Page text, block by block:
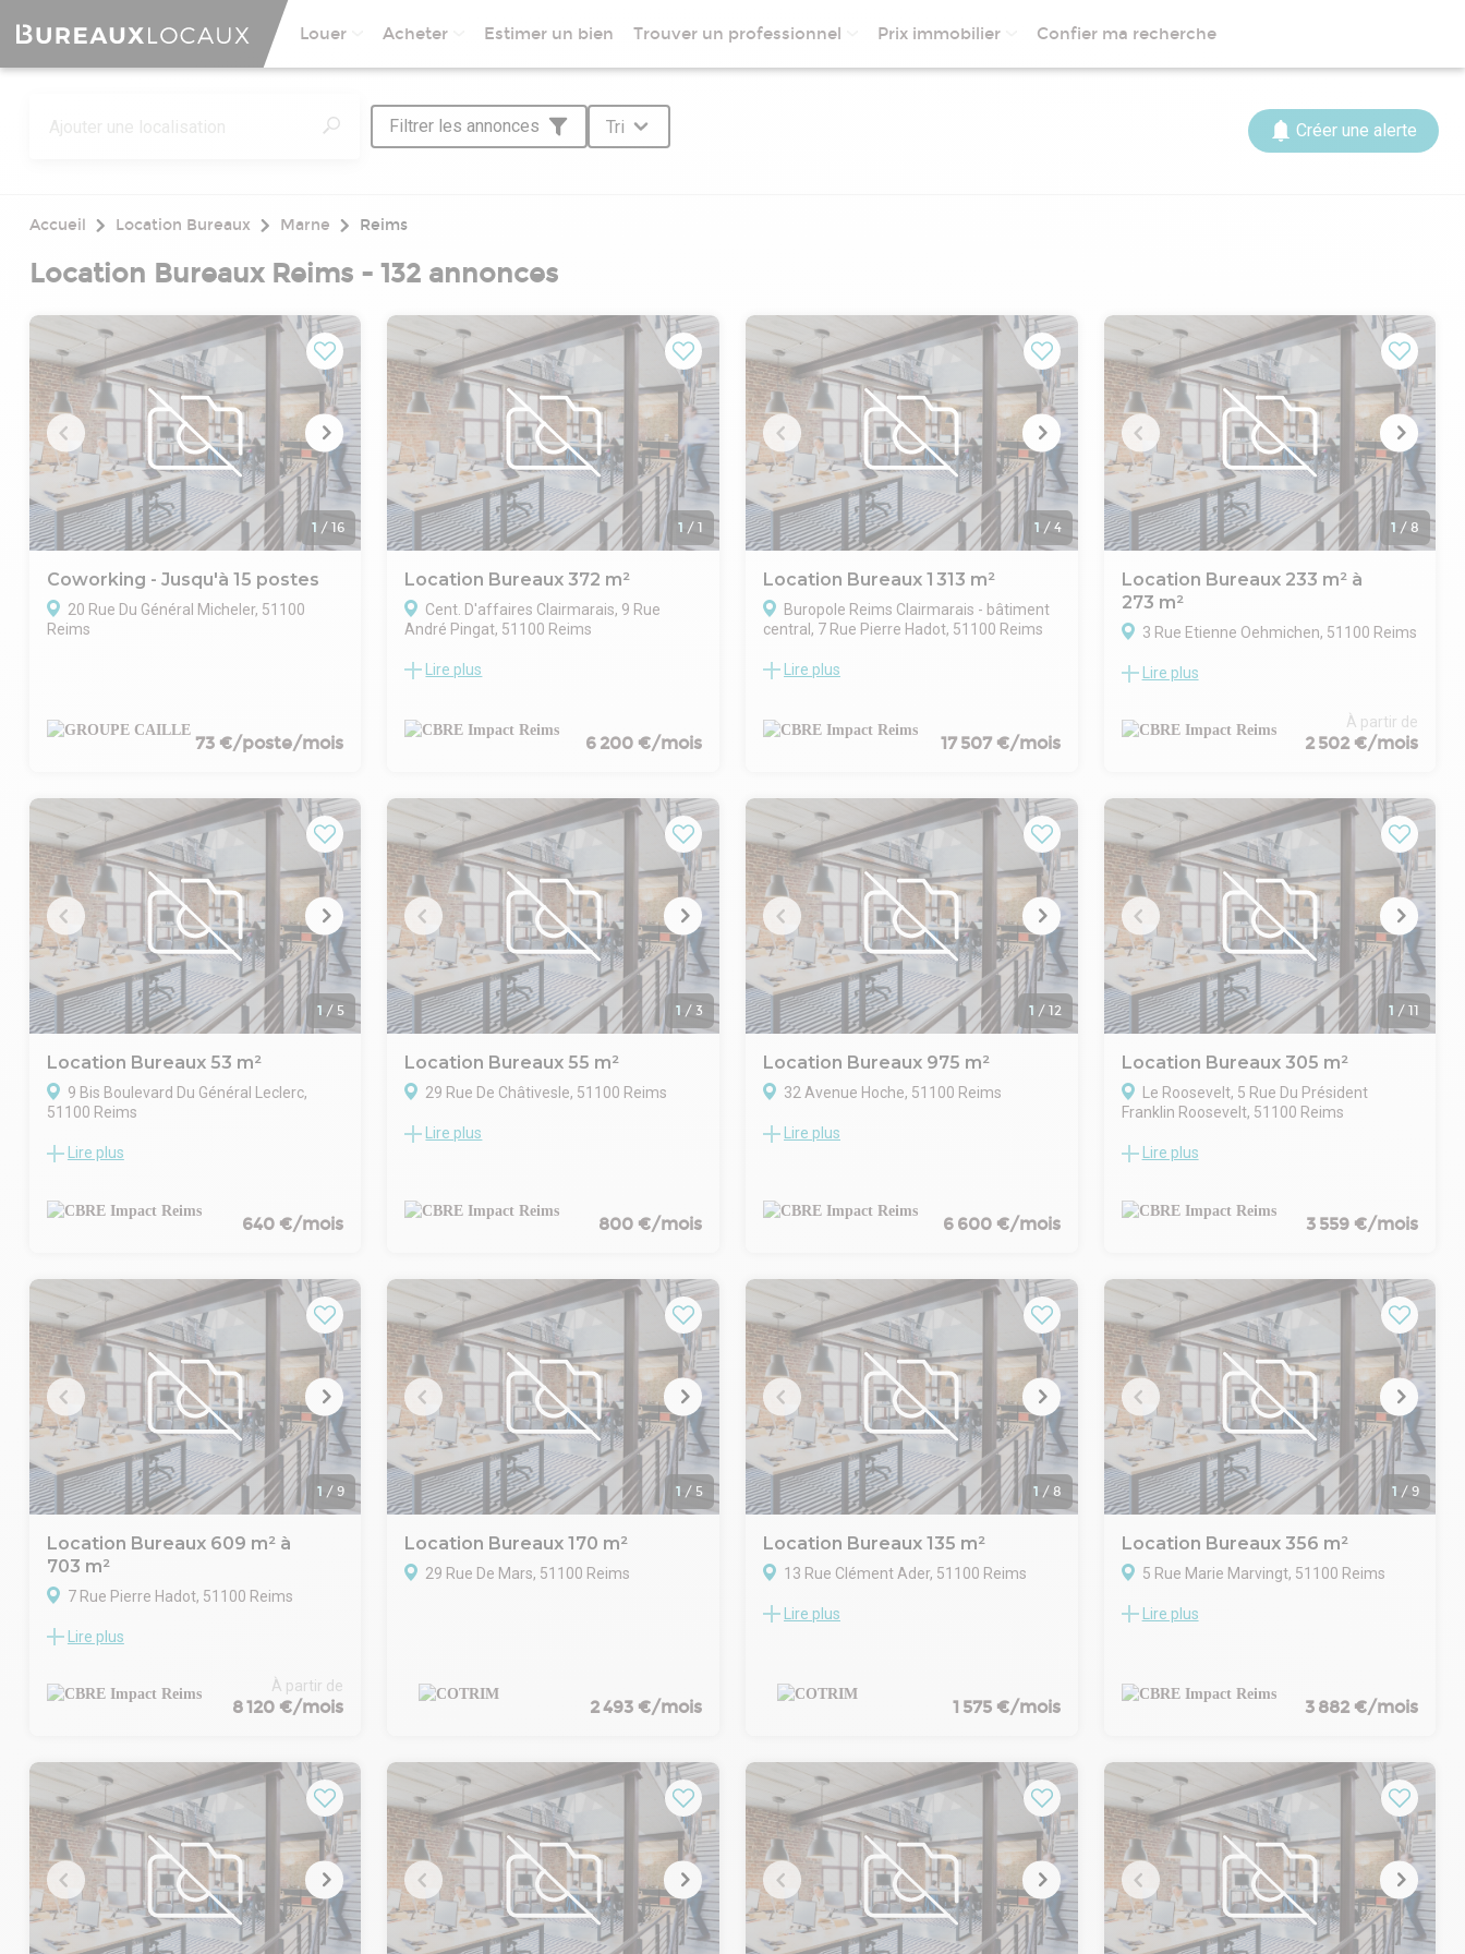
Louer Acheter Estimer un bien Trouver un professionnel Prix immobilier Confier ma recherche
Filtrer les annonces Tri Créer une alerte
Accueil Location Bureaux Marne Reims
Location Bureaux Reims - 132 annonces
1 /16
Coworking - Jusqu'à 15 postes
20 Rue Du Général Micheler, 51100
Reims
73 €/poste/mois
1 / 1
Location Bureaux 372 m²
Cent. D'affaires Clairmarais, 9 Rue
André Pingat, 51100 Reims
Plateau de bureaux situé en centre‑ville de
bénéficie d'un accès par ascenseur ainsi
Lire plus
6 200 €/mois
1 / 4
Location Bureaux 1 313 m²
Buropole Reims Clairmarais - bâtiment
central, 7 Rue Pierre Hadot, 51100 Reims
- Bureaux avec cloisons amovibles
faible Kitchenettes
- Accessibilité PMR
- Terrasses
- Proche de la gare TGV
Lire plus
17 507 €/mois
1 /8
Location Bureaux 233 m² à
273 m²
3 Rue Etienne Oehmichen, 51100 Reims
Au 1er étage, lot á usage de bureaux
privatifs, possibilité de créer une
kitchenette. Surface totale d'environ 274
Lire plus
À partir de
2 502 €/mois
1 / 5
Location Bureaux 53 m²
9 Bis Boulevard Du Général Leclerc,
51100 Reims
Bureaux d'environ 53 m², idéalement
minutes à pied de la gare de Reims, au sein
d'une zone dynamique, composé d'une
Lire plus
640 €/mois
1 / 3
Location Bureaux 55 m²
29 Rue De Châtivesle, 51100 Reims
Hyper centre de Reims - Au pied de la place
caractère, découvrez ce local
professionnel d'environ 55 m², situé au 1er
avec possibilité d'aménagement pour
créer des bureaux indépendants, d'un
toilette privatif ainsi que d'une cuisine
séparée.
Le local bénéficie de prestations de qualité
: chauffage individuel au gaz, production
d'eau chaude individuelle et double vitrage.
Entièrement rénové en 2023
Lire plus
800 €/mois
1 / 12
Location Bureaux 975 m²
32 Avenue Hoche, 51100 Reims
SUr la parcelle cadastrée section EH n° 103
RDC 620 m² environ
sous-sol 355 m² environ
Lire plus
6 600 €/mois
1 /11
Location Bureaux 305 m²
Le Roosevelt, 5 Rue Du Président
Franklin Roosevelt, 51100 Reims
Au sein du quartier Clairmarais, un lot de
d'une surface totale de 305,01 m² environ
est disponible.
de la gare TGV centre et est facilement
accessible, via le TGV, le bus et l'autoroute.
- Type de bail : Commercial
- Durée : 3/6/9 ans
- Préavis : 3 mois
- Fiscalité : TVA
- Indice : ILAT
- Indexation : Annuelle, date prise effet
- Dépôt de garantie : 3 mois
- Loyers et charges : Trimestriels et
d'avance
Lire plus
3 559 €/mois
1 /9
Location Bureaux 609 m² à
703 m²
7 Rue Pierre Hadot, 51100 Reims
- Bureaux avec cloisons amovibles
- Câblage informatique courant fort et
faible Kitchenettes
- Terrasses
- Proche de la gare TGV
Lire plus
À partir de
8 120 €/mois
1 / 5
Location Bureaux 170 m²
29 Rue De Mars, 51100 Reims
2 493 €/mois
1 / 8
Location Bureaux 135 m²
13 Rue Clément Ader, 51100 Reims
Pôle Farman, au 1er étage d'un immeuble
Parkings. Fibre optique.
Lire plus
1 575 €/mois
1 /9
Location Bureaux 356 m²
5 Rue Marie Marvingt, 51100 Reims
Immeuble BBC construit en 2011 : lot de
8 places de stationnement extérieur.
parking : 350Euros HT/an
Lire plus
3 882 €/mois